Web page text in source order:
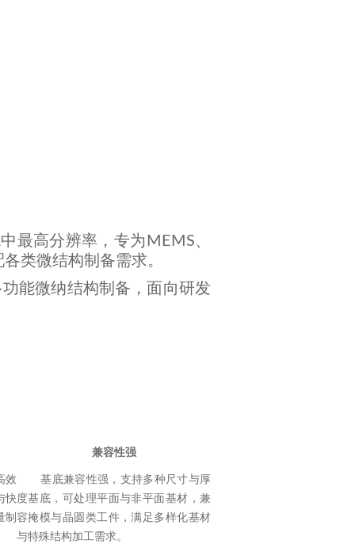
高分辨率，专为MEMS、
类微结构制备需求。
能微纳结构制备，面向研发
效
快
制
兼容性强
基底兼容性强，支持多种尺寸与厚
度基底，可处理平面与非平面基材，兼
容掩模与晶圆类工件，满足多样化基材
与特殊结构加工需求。